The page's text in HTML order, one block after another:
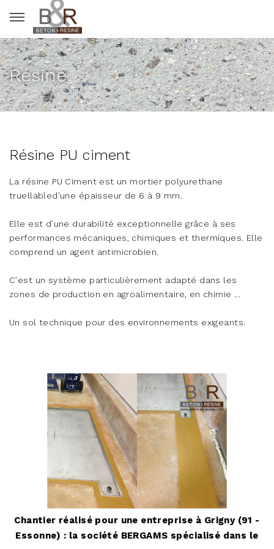
Panneau de gestion des cookies
Résine
Résine PU ciment
La résine PU Ciment est un mortier polyurethane
truellabled’une épaisseur de 6 à 9 mm.
Elle est d’une durabilité exceptionnelle grâce à ses
performances mécaniques, chimiques et thermiques. Elle
comprend un agent antimicrobien.
C’est un système particulièrement adapté dans les
zones de production en agroalimentaire, en chimie ...
Un sol technique pour des environnements exigeants.
Chantier réalisé pour une entreprise à Grigny (91 -
Essonne) : la société BERGAMS spécialisé dans le